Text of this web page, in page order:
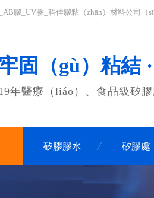
膠_UV膠_科佳膠粘（zhān）材料公司（
固（gù）粘結
年醫療（liáo）、食品級矽
矽膠膠水 矽膠處